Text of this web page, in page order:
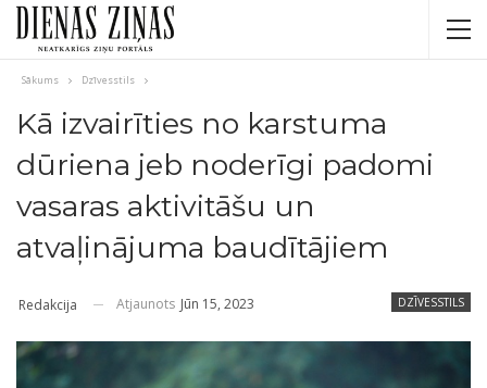
Sākums Dzīvesstils
Kā izvairīties no karstuma
dūriena jeb noderīgi padomi
vasaras aktivitāšu un
atvaļinājuma baudītājiem
DZĪVESSTILS
Redakcija Atjaunots Jūn 15, 2023